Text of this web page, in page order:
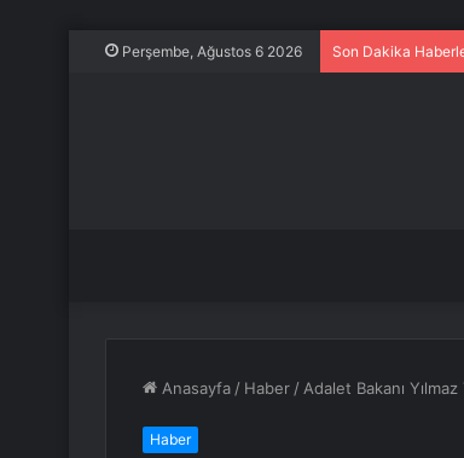
Perşembe, Ağustos 6 2026 Son Dakika
Anasayfa / Haber / Adalet Bakanı
Haber